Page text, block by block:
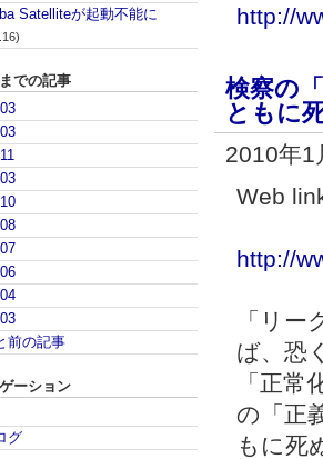
http://
検察の
ともに
2010年1
Web
http://
「リ
ば、恐
「正
の「正
もに死
Satelliteが起動不能に
での記事
前の記事
ーション
グ